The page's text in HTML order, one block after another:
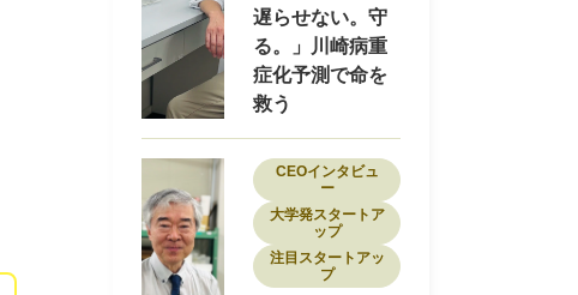
遅らせない。守
る。」川崎病重
症化予測で命を
救う
CEOインタビュ
ー
大学発スタートア
ップ
注目スタートアッ
プ